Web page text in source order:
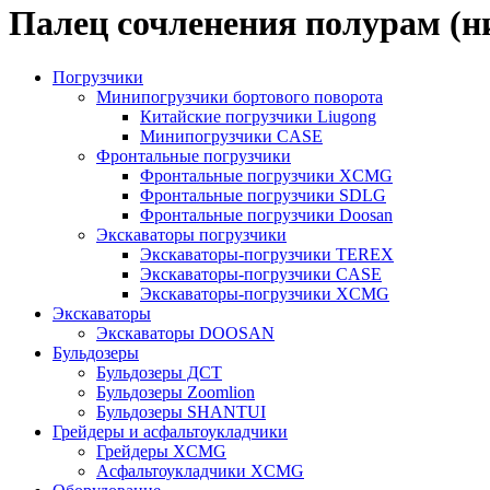
Палец сочленения полурам
Погрузчики
Минипогрузчики бортового поворота
Китайские погрузчики Liugong
Минипогрузчики CASE
Фронтальные погрузчики
Фронтальные погрузчики XCMG
Фронтальные погрузчики SDLG
Фронтальные погрузчики Doosan
Экскаваторы погрузчики
Экскаваторы-погрузчики TEREX
Экскаваторы-погрузчики CASE
Экскаваторы-погрузчики XCMG
Экскаваторы
Экскаваторы DOOSAN
Бульдозеры
Бульдозеры ДСТ
Бульдозеры Zoomlion
Бульдозеры SHANTUI
Грейдеры и асфальтоукладчики
Грейдеры XCMG
Асфальтоукладчики XCMG